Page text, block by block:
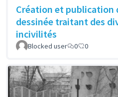
Création et publication
dessinée traitant des
incivilités
Blocked user 0 0